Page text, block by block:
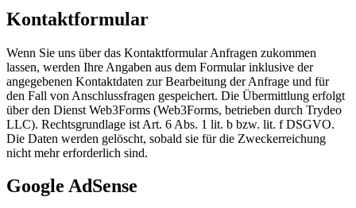
Kontaktformular
Wenn Sie uns über das Kontaktformular Anfragen zukommen
lassen, werden Ihre Angaben aus dem Formular inklusive der
angegebenen Kontaktdaten zur Bearbeitung der Anfrage und für
den Fall von Anschlussfragen gespeichert. Die Übermittlung erfolgt
über den Dienst Web3Forms (Web3Forms, betrieben durch Trydeo
LLC). Rechtsgrundlage ist Art. 6 Abs. 1 lit. b bzw. lit. f DSGVO.
Die Daten werden gelöscht, sobald sie für die Zweckerreichung
nicht mehr erforderlich sind.
Google AdSense